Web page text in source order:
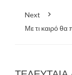
Next
Με τι καιρό